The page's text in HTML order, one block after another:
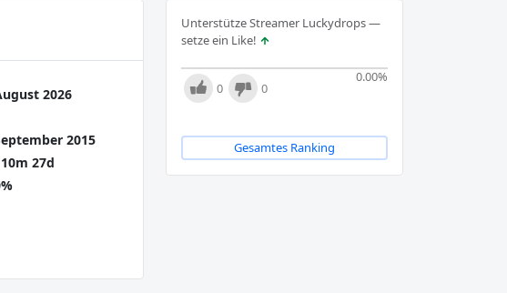
Unterstütze Streamer Luckydrops —
setze ein Like!
0.00%
0 0
Gesamtes Ranking
2026
2015
27d